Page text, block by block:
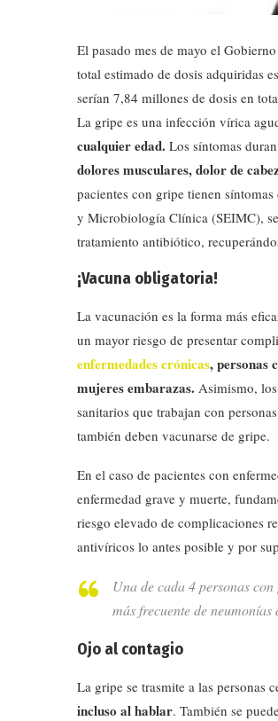
El pasado mes de mayo el
total estimado de dosis adquiridas
serían 7,84 millones de dosis en
La gripe es una infección vírica
cualquier edad. Los síntomas
dolores musculares, dolor de
pacientes con gripe tienen
y Microbiología Clínica (SEIMC),
tratamiento antibiótico,
¡Vacuna obligatoria!
La vacunación es la forma más
un mayor riesgo de presentar
enfermedades crónicas, personas
mujeres embarazas. Asimismo,
sanitarios que trabajan con
también deben vacunarse de gripe.
En el caso de pacientes con
enfermedad grave y muerte,
riesgo elevado de complicaciones
antivíricos lo antes posible y por
Una de cada 4 personas
más frecuente de
Ojo al contagio
La gripe se trasmite a las personas
incluso al hablar. También se